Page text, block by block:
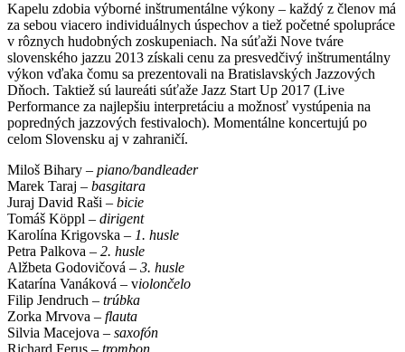
Kapelu zdobia výborné inštrumentálne výkony – každý z členov má
za sebou viacero individuálnych úspechov a tiež početné spolupráce
v rôznych hudobných zoskupeniach. Na súťaži Nove tváre
slovenského jazzu 2013 získali cenu za presvedčivý inštrumentálny
výkon vďaka čomu sa prezentovali na Bratislavských Jazzových
Dňoch. Taktiež sú laureáti súťaže Jazz Start Up 2017 (Live
Performance za najlepšiu interpretáciu a možnosť vystúpenia na
popredných jazzových festivaloch). Momentálne koncertujú po
celom Slovensku aj v zahraničí.
Miloš Bihary – piano/bandleader
Marek Taraj – basgitara
Juraj David Raši – bicie
Tomáš Köppl – dirigent
Karolína Krigovska – 1. husle
Petra Palkova – 2. husle
Alžbeta Godovičová – 3. husle
Katarína Vanáková – violončelo
Filip Jendruch – trúbka
Zorka Mrvova – flauta
Silvia Macejova – saxofón